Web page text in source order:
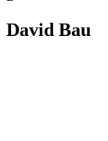
David Bau